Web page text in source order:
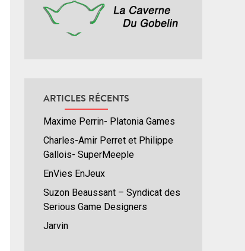
ARTICLES RÉCENTS
Maxime Perrin- Platonia Games
Charles-Amir Perret et Philippe
Gallois- SuperMeeple
EnVies EnJeux
Suzon Beaussant – Syndicat des
Serious Game Designers
Jarvin